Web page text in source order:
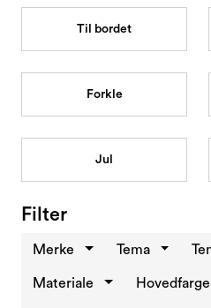
Til bordet
Forkle
Jul
Filter
Merke Tema
Materiale Hovedfarge
Rekvisita